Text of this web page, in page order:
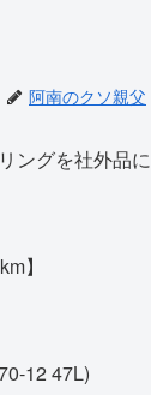
阿南のクソ親父
ングを社外品に
】
12 47L)